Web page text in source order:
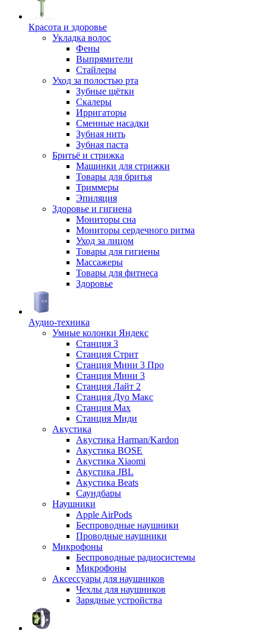
Красота и здоровье
Укладка волос
Фены
Выпрямители
Стайлеры
Уход за полостью рта
Зубные щётки
Скалеры
Ирригаторы
Сменные насадки
Зубная нить
Зубная паста
Бритьё и стрижка
Машинки для стрижки
Товары для бритья
Триммеры
Эпиляция
Здоровье и гигиена
Мониторы сна
Мониторы сердечного ритма
Уход за лицом
Товары для гигиены
Массажеры
Товары для фитнеса
Здоровье
Аудио-техника
Умные колонки Яндекс
Станция 3
Станция Стрит
Станция Мини 3 Про
Станция Мини 3
Станция Лайт 2
Станция Дуо Макс
Станция Max
Станция Миди
Акустика
Акустика Harman/Kardon
Акустика BOSE
Акустика Xiaomi
Акустика JBL
Акустика Beats
Саундбары
Наушники
Apple AirPods
Беспроводные наушники
Проводные наушники
Микрофоны
Беспроводные радиосистемы
Микрофоны
Аксессуары для наушников
Чехлы для наушников
Зарядные устройства